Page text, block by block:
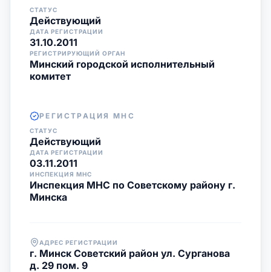
СТАТУС
Действующий
ДАТА РЕГИСТРАЦИИ
31.10.2011
РЕГИСТРИРУЮЩИЙ ОРГАН
Минский городской исполнительный
комитет
РЕГИСТРАЦИЯ МНС
СТАТУС
Действующий
ДАТА РЕГИСТРАЦИИ
03.11.2011
ИНСПЕКЦИЯ МНС
Инспекция МНС по Советскому району г.
Минска
АДРЕС РЕГИСТРАЦИИ
г. Минск Советский район ул. Сурганова
д. 29 пом. 9